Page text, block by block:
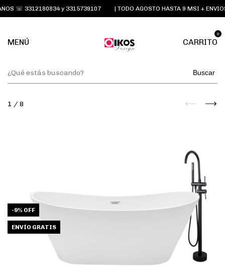
☏ 3312180834 y 3315739107 | TODO AGOSTO HASTA 9 MSI +
MENÚ CARRITO
0
Buscar
1 / 8
-9% OFF
ENVÍO GRATIS